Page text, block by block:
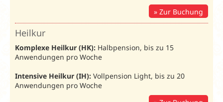
Zur Buchung
Heilkur
Komplexe Heilkur (HK): Halbpension, bis zu 15
Anwendungen pro Woche
Intensive Heilkur (IH): Vollpension Light, bis zu 20
Anwendungen pro Woche
inklusive
Bonus und
Frühbucher 2027
BONUS
im Reisezeitraum